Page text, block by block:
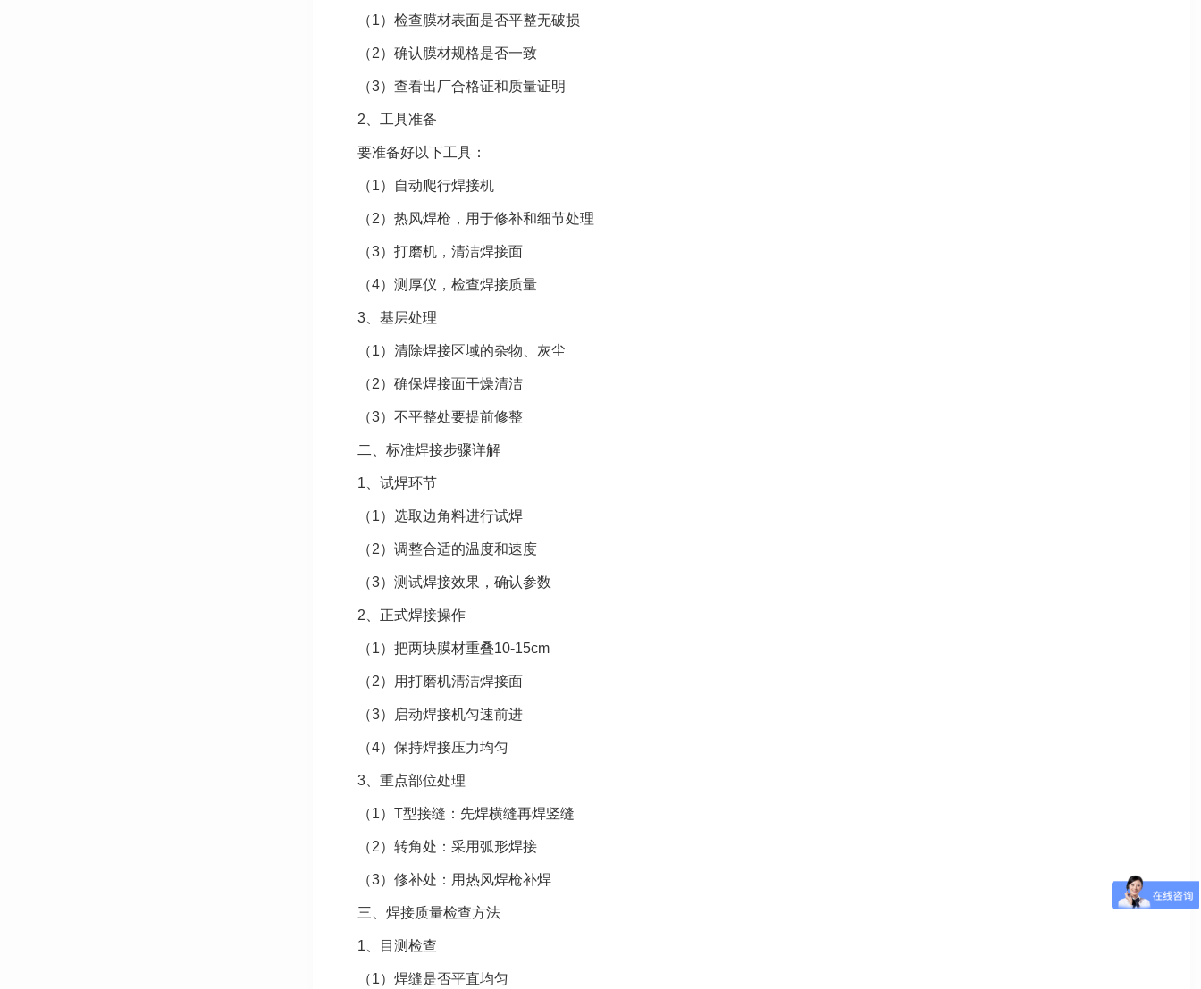
（1）检查膜材表面是否平整无破损
（2）确认膜材规格是否一致
（3）查看出厂合格证和质量证明
2、工具准备
要准备好以下工具：
（1）自动爬行焊接机
（2）热风焊枪，用于修补和细节处理
（3）打磨机，清洁焊接面
（4）测厚仪，检查焊接质量
3、基层处理
（1）清除焊接区域的杂物、灰尘
（2）确保焊接面干燥清洁
（3）不平整处要提前修整
二、标准焊接步骤详解
1、试焊环节
（1）选取边角料进行试焊
（2）调整合适的温度和速度
（3）测试焊接效果，确认参数
2、正式焊接操作
（1）把两块膜材重叠10-15cm
（2）用打磨机清洁焊接面
（3）启动焊接机匀速前进
（4）保持焊接压力均匀
3、重点部位处理
（1）T型接缝：先焊横缝再焊竖缝
（2）转角处：采用弧形焊接
（3）修补处：用热风焊枪补焊
三、焊接质量检查方法
1、目测检查
（1）焊缝是否平直均匀